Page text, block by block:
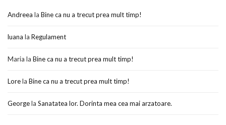
Andreea la Bine ca nu a trecut prea mult timp!
luana la Regulament
Maria la Bine ca nu a trecut prea mult timp!
Lorela Bine ca nu a trecut prea mult timp!
Georgela Sanatatea lor. Dorinta mea cea mai arzatoare.